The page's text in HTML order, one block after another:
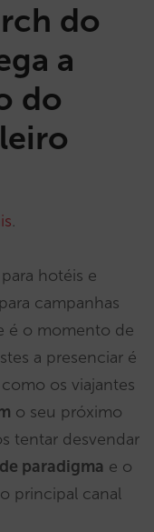
do
a
do
.
hotéis e
campanhas
é o momento de
a presenciar é
os viajantes
o seu próximo
tentar desvendar
paradigma e o
principal canal